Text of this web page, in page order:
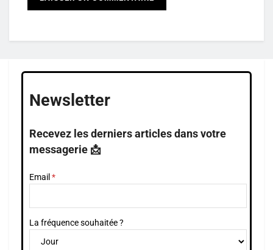
Newsletter
Recevez les derniers articles dans votre
messagerie 📩
Email
La fréquence souhaitée ?